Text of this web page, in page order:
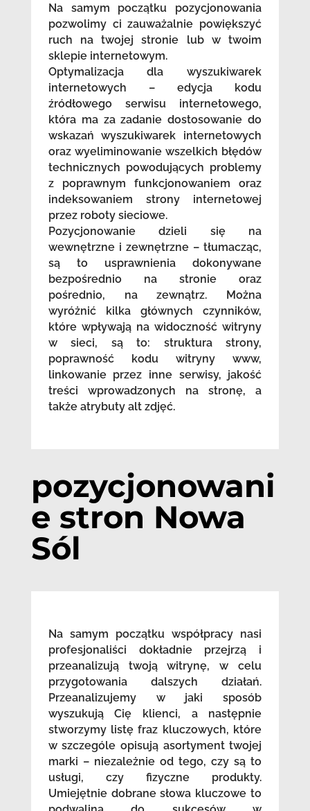
Na samym początku pozycjonowania
pozwolimy ci zauważalnie powiększyć
ruch na twojej stronie lub w twoim
sklepie internetowym.
Optymalizacja dla wyszukiwarek
internetowych – edycja kodu
źródłowego serwisu internetowego,
która ma za zadanie dostosowanie do
wskazań wyszukiwarek internetowych
oraz wyeliminowanie wszelkich błędów
technicznych powodujących problemy
z poprawnym funkcjonowaniem oraz
indeksowaniem strony internetowej
przez roboty sieciowe.
Pozycjonowanie dzieli się na
wewnętrzne i zewnętrzne – tłumacząc,
są to usprawnienia dokonywane
bezpośrednio na stronie oraz
pośrednio, na zewnątrz. Można
wyróżnić kilka głównych czynników,
które wpływają na widoczność witryny
w sieci, są to: struktura strony,
poprawność kodu witryny www,
linkowanie przez inne serwisy, jakość
treści wprowadzonych na stronę, a
także atrybuty alt zdjęć.
pozycjonowani
e stron Nowa
Sól
Na samym początku współpracy nasi
profesjonaliści dokładnie przejrzą i
przeanalizują twoją witrynę, w celu
przygotowania dalszych działań.
Przeanalizujemy w jaki sposób
wyszukują Cię klienci, a następnie
stworzymy listę fraz kluczowych, które
w szczególe opisują asortyment twojej
marki – niezależnie od tego, czy są to
usługi, czy fizyczne produkty.
Umiejętnie dobrane słowa kluczowe to